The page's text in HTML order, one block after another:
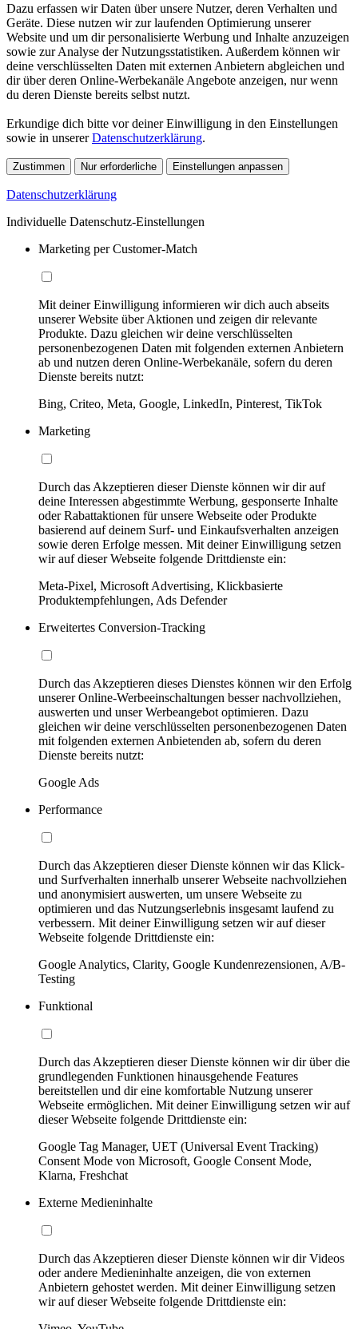
Dazu erfassen wir Daten über unsere Nutzer, deren Verhalten und
Geräte. Diese nutzen wir zur laufenden Optimierung unserer
Website und um dir personalisierte Werbung und Inhalte anzuzeigen
sowie zur Analyse der Nutzungsstatistiken. Außerdem können wir
deine verschlüsselten Daten mit externen Anbietern abgleichen und
dir über deren Online-Werbekanäle Angebote anzeigen, nur wenn
du deren Dienste bereits selbst nutzt.
Erkundige dich bitte vor deiner Einwilligung in den Einstellungen
sowie in unsererDatenschutzerklärung.
Zustimmen Nur erforderliche Einstellungen anpassen
Datenschutzerklärung
Individuelle Datenschutz-Einstellungen
Marketing per Customer-Match
Mit deiner Einwilligung informieren wir dich auch abseits
unserer Website über Aktionen und zeigen dir relevante
Produkte. Dazu gleichen wir deine verschlüsselten
personenbezogenen Daten mit folgenden externen Anbietern
ab und nutzen deren Online-Werbekanäle, sofern du deren
Dienste bereits nutzt:
Bing, Criteo, Meta, Google, LinkedIn, Pinterest, TikTok
Marketing
Durch das Akzeptieren dieser Dienste können wir dir auf
deine Interessen abgestimmte Werbung, gesponserte Inhalte
oder Rabattaktionen für unsere Webseite oder Produkte
basierend auf deinem Surf- und Einkaufsverhalten anzeigen
sowie deren Erfolge messen. Mit deiner Einwilligung setzen
wir auf dieser Webseite folgende Drittdienste ein:
Meta-Pixel, Microsoft Advertising, Klickbasierte
Produktempfehlungen, Ads Defender
Erweitertes Conversion-Tracking
Durch das Akzeptieren dieses Dienstes können wir den Erfolg
unserer Online-Werbeeinschaltungen besser nachvollziehen,
auswerten und unser Werbeangebot optimieren. Dazu
gleichen wir deine verschlüsselten personenbezogenen Daten
mit folgenden externen Anbietenden ab, sofern du deren
Dienste bereits nutzt:
Google Ads
Performance
Durch das Akzeptieren dieser Dienste können wir das Klick-
und Surfverhalten innerhalb unserer Webseite nachvollziehen
und anonymisiert auswerten, um unsere Webseite zu
optimieren und das Nutzungserlebnis insgesamt laufend zu
verbessern. Mit deiner Einwilligung setzen wir auf dieser
Webseite folgende Drittdienste ein:
Google Analytics, Clarity, Google Kundenrezensionen, A/B-
Testing
Funktional
Durch das Akzeptieren dieser Dienste können wir dir über die
grundlegenden Funktionen hinausgehende Features
bereitstellen und dir eine komfortable Nutzung unserer
Webseite ermöglichen. Mit deiner Einwilligung setzen wir auf
dieser Webseite folgende Drittdienste ein:
Google Tag Manager, UET (Universal Event Tracking)
Consent Mode von Microsoft, Google Consent Mode,
Klarna, Freshchat
Externe Medieninhalte
Durch das Akzeptieren dieser Dienste können wir dir Videos
oder andere Medieninhalte anzeigen, die von externen
Anbietern gehostet werden. Mit deiner Einwilligung setzen
wir auf dieser Webseite folgende Drittdienste ein: